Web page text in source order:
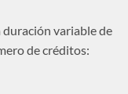
variable de
de créditos: